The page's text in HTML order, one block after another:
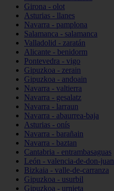
Girona - olot
Asturias - llanes
Navarra - pamplona
Salamanca - salamanca
Valladolid - zaratán
Alicante - benidorm
Pontevedra - vigo
Gipuzkoa - zerain
Gipuzkoa - andoain
Navarra - valtierra
Navarra - gesalatz
Navarra - larraun
Navarra - abaurrea-baja
Asturias - onís
Navarra - barañain
Navarra - baztan
Cantabria - entrambasaguas
León - valencia-de-don-juan
Bizkaia - valle-de-carranza
Gipuzkoa - usurbil
Gipuzkoa - urnieta